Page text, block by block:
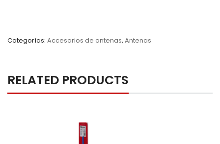
Categorías: Accesorios de antenas, Antenas
RELATED PRODUCTS